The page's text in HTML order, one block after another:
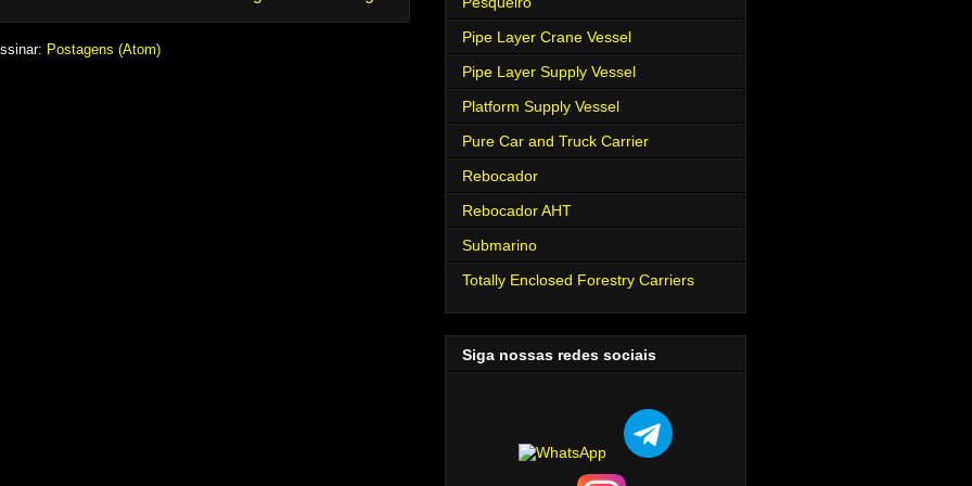
Postagens (Atom)
Pipe Layer Crane Vessel
Pipe Layer Supply Vessel
Platform Supply Vessel
Pure Car and Truck Carrier
Rebocador
Rebocador AHT
Submarino
Totally Enclosed Forestry Carriers
Siga nossas redes sociais